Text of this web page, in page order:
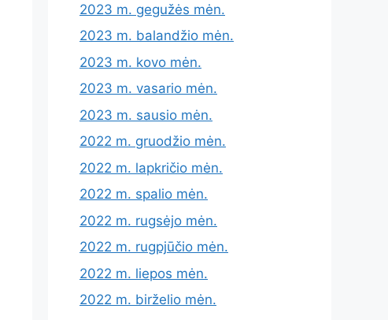
2023 m. gegužės mėn.
2023 m. balandžio mėn.
2023 m. kovo mėn.
2023 m. vasario mėn.
2023 m. sausio mėn.
2022 m. gruodžio mėn.
2022 m. lapkričio mėn.
2022 m. spalio mėn.
2022 m. rugsėjo mėn.
2022 m. rugpjūčio mėn.
2022 m. liepos mėn.
2022 m. birželio mėn.